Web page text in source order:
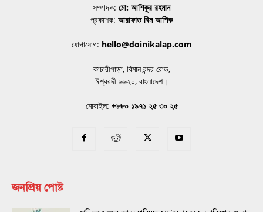
সম্পাদক: মো: আশিকুর রহমান
প্রকাশক: আরাফাত বিন আশিক
যোগাযোগ: hello@doinikalap.com
কাচারীপাড়া, বিমান বন্দর রোড,
ঈশ্বরদী ৬৬২০, বাংলাদেশ।
মোবাইল: +৮৮০ ১৯৭১ ২৫ ৩০ ২৫
জনপ্রিয় পোষ্ট